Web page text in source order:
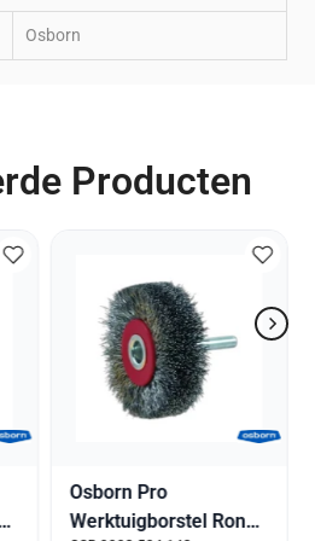
Osborn
Producten
Osborn Pro
Werktuigborstel Rond